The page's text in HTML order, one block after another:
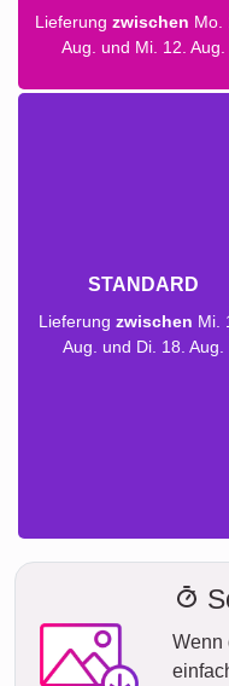
Lieferung zwischen Mo.
Aug. und Mi. 12. Aug.
STANDARD
Lieferung zwischen Mi.
Aug. und Di. 18. Aug.
Wenn